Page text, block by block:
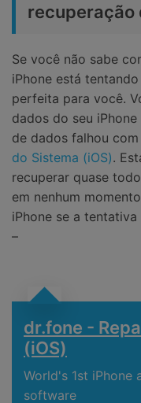
recuperação
Se você não sabe
iPhone está
perfeita para você.
dados do seu
de dados falhou
do Sistema (iOS).
recuperar quase
em nenhum
iPhone se a
–
dr.fone -
(iOS)
World's 1st iPhone
software